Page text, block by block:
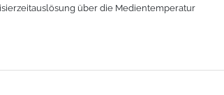
über die Medientemperatur